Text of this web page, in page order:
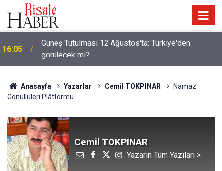
16:05
Güneş Tutulması 12 Ağustos'ta: Türkiye'den
görülecek mi?
Anasayfa Yazarlar Cemil TOKPINAR
Namaz
Gönüllüleri Plâtformu
Cemil TOKPINAR
Yazarın Tüm Yazıları >